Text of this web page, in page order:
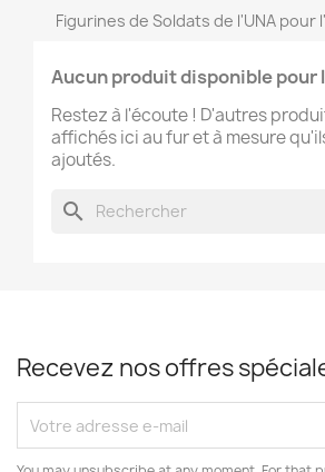
Figurines de Soldats de l'UNA pour
Aucun produit disponible pour
Restez à l'écoute ! D'autres
affichés ici au fur et à mesure
ajoutés.
search
Recevez nos offres
Créer une liste
Nom de la liste d'envies